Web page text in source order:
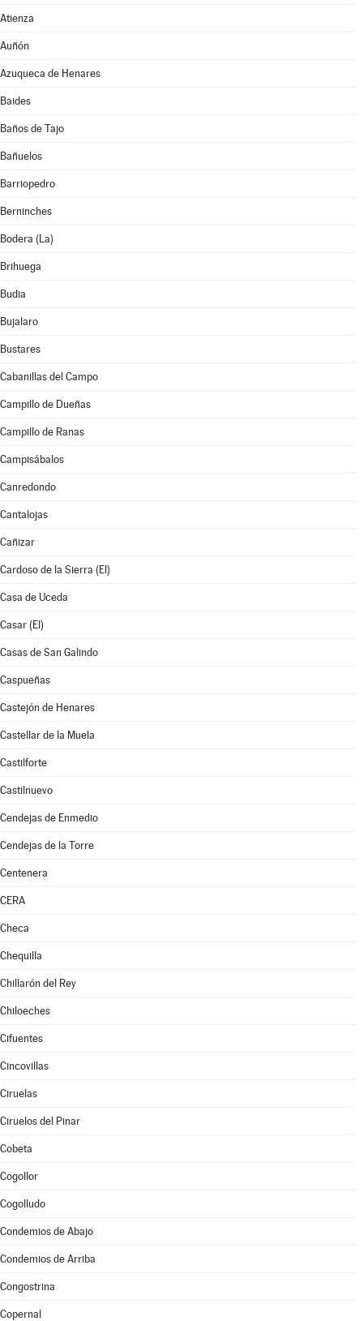
Atienza
Auñón
Azuqueca de Henares
Baides
Baños de Tajo
Bañuelos
Barriopedro
Berninches
Bodera (La)
Brihuega
Budia
Bujalaro
Bustares
Cabanillas del Campo
Campillo de Dueñas
Campillo de Ranas
Campisábalos
Canredondo
Cantalojas
Cañizar
Cardoso de la Sierra (El)
Casa de Uceda
Casar (El)
Casas de San Galindo
Caspueñas
Castejón de Henares
Castellar de la Muela
Castilforte
Castilnuevo
Cendejas de Enmedio
Cendejas de la Torre
Centenera
CERA
Checa
Chequilla
Chillarón del Rey
Chiloeches
Cifuentes
Cincovillas
Ciruelas
Ciruelos del Pinar
Cobeta
Cogollor
Cogolludo
Condemios de Abajo
Condemios de Arriba
Congostrina
Copernal